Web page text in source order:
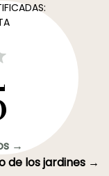
→
de los jardines →